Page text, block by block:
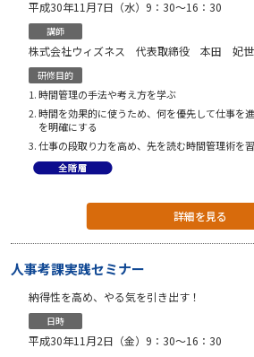
平成30年11月7日（水）9：30〜16：30
講師
株式会社ウィズネス 代表取締役 本田 妃
研修目的
時間管理の手法や考え方を学ぶ
時間を効果的に使うため、何を優先して仕事を
を明確にする
仕事の段取り力を高め、先を読む時間管理術を
詳細を見る
人事考課実践セミナー
納得性を高め、やる気を引き出す！
日時
平成30年11月2日（金）9：30〜16：30